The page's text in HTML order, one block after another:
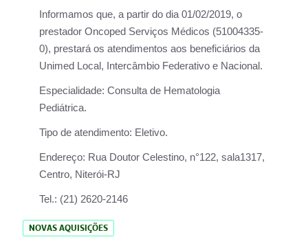
Informamos que, a partir do dia 01/02/2019, o
prestador Oncoped Serviços Médicos (51004335-
0), prestará os atendimentos aos beneficiários da
Unimed Local, Intercâmbio Federativo e Nacional.
Especialidade: Consulta de Hematologia
Pediátrica.
Tipo de atendimento: Eletivo.
Endereço: Rua Doutor Celestino, n°122, sala1317,
Centro, Niterói-RJ
Tel.: (21) 2620-2146
NOVAS AQUISIÇÕES